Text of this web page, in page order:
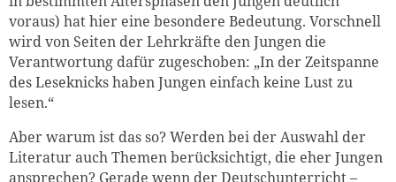
voraus) hat hier eine besondere Bedeutung. Vorschnell
wird von Seiten der Lehrkräfte den Jungen die
Verantwortung dafür zugeschoben: „In der Zeitspanne
des Leseknicks haben Jungen einfach keine Lust zu
lesen.“
Aber warum ist das so? Werden bei der Auswahl der
Literatur auch Themen berücksichtigt, die eher Jungen
ansprechen? Gerade wenn der Deutschunterricht –